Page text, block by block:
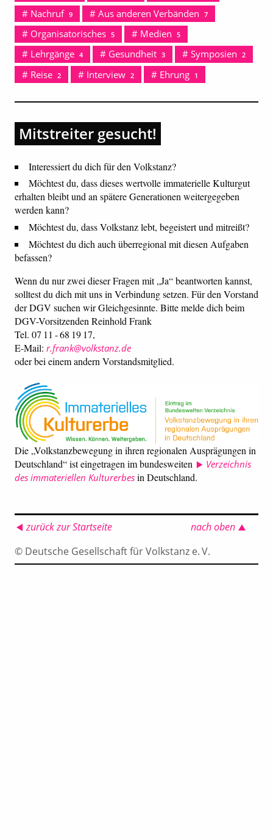
Nachruf 9 Aus anderen Verbänden 7
Organisatorisches 5 Medien 5
Lehrgänge 4 Gesundheit 3 Symposien 2
Reise 2 Interview 2 Ehrung 1
Mitstreiter gesucht!
Interessiert du dich für den Volkstanz?
Möchtest du, dass dieses wertvolle immaterielle Kulturgut
erhalten bleibt und an spätere Generationen weitergegeben
werden kann?
Möchtest du, dass Volkstanz lebt, begeistert und mitreißt?
Möchtest du dich auch überregional mit diesen Aufgaben
befassen?
Wenn du nur zwei dieser Fragen mit „Ja“ beantworten kannst,
solltest du dich mit uns in Verbindung setzen. Für den Vorstand
der DGV suchen wir Gleichgesinnte. Bitte melde dich beim
DGV-Vorsitzenden Reinhold Frank
Tel. 07 11 - 68 19 17,
E-Mail: r.frank@volkstanz.de
oder bei einem andern Vorstandsmitglied.
Die „Volkstanzbewegung in ihren regionalen Ausprägungen in
Deutschland“ ist eingetragen im bundesweiten
Verzeichnis
des immateriellen Kulturerbes in Deutschland.
zurück zur Startseite
nach oben
© Deutsche Gesellschaft für Volkstanz e. V.